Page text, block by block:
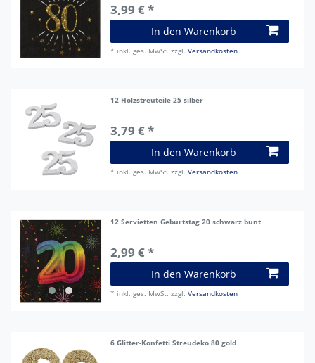
3,99 € *
In den Warenkorb
* inkl. ges. MwSt. zzgl.Versandkosten
12 Holzstreuteile 25 silber
3,79 € *
In den Warenkorb
* inkl. ges. MwSt. zzgl.Versandkosten
12 Servietten Geburtstag 20 schwarz bunt
2,99 € *
In den Warenkorb
* inkl. ges. MwSt. zzgl.Versandkosten
6 Glitter-Konfetti Streudeko 80 gold